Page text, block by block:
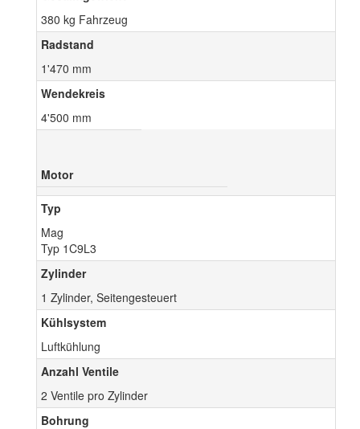
380 kg Fahrzeug
Radstand
1'470 mm
Wendekreis
4'500 mm
Motor
Typ
Mag
Typ 1C9L3
Zylinder
1 Zylinder, Seitengesteuert
Kühlsystem
Luftkühlung
Anzahl Ventile
2 Ventile pro Zylinder
Bohrung